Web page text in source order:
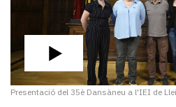
Presentació del 35è Dansàneu a l'IEI de